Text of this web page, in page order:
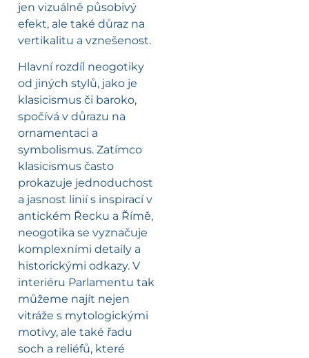
jen vizuálně působivý
efekt, ale také důraz na
vertikalitu a vznešenost.
Hlavní rozdíl neogotiky
od jiných stylů, jako je
klasicismus či baroko,
spočívá v důrazu na
ornamentaci a
symbolismus. Zatímco
klasicismus často
prokazuje jednoduchost
a jasnost linií s inspirací v
antickém Řecku a Římě,
neogotika se vyznačuje
komplexními detaily a
historickými odkazy. V
interiéru Parlamentu tak
můžeme najít nejen
vitráže s mytologickými
motivy, ale také řadu
soch a reliéfů, které